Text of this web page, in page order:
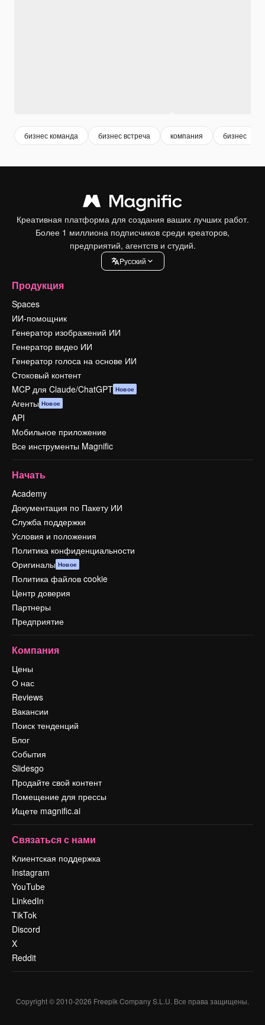
бизнес команда бизнес встреча компания бизнес
Креативная платформа для создания ваших лучших работ.
Более 1 миллиона подписчиков среди креаторов,
предприятий, агентств и студий.
Pусский
Продукция
Spaces
ИИ-помощник
Генератор изображений ИИ
Генератор видео ИИ
Генератор голоса на основе ИИ
Стоковый контент
MCP для Claude/ChatGPT Новое
Агенты Новое
API
Мобильное приложение
Все инструменты Magnific
Начать
Academy
Документация по Пакету ИИ
Служба поддержки
Условия и положения
Политика конфиденциальности
Оригиналы Новое
Политика файлов cookie
Центр доверия
Партнеры
Предприятие
Компания
Цены
О нас
Reviews
Вакансии
Поиск тенденций
Блог
События
Slidesgo
Продайте свой контент
Помещение для прессы
Ищете magnific.ai
Связаться с нами
Клиентская поддержка
Instagram
YouTube
LinkedIn
TikTok
Discord
X
Reddit
Copyright © 2010-2026 Freepik Company S.L.U. Все права защищены.